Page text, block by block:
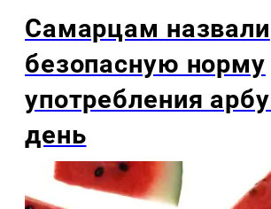
Самарцам назвали
безопасную норму
употребления
день